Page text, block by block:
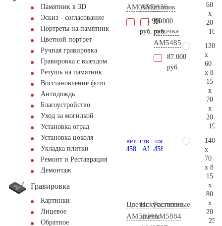
Памятник в 3D
Эскиз - согласование
Портреты на памятник
Цветной портрет
Ручная гравировка
Гравировка с выездом
Ретушь на памятник
Восстановление фото
Антидождь
Благоустройство
Уход за могилкой
Установка оград
Установка цоколя
Укладка плитки
Ремонт и Реставрация
Демонтаж
Гравировка
Картинки
Лицевое
Обратное
AM0882
115.900
руб.
AM0836
46.000
руб.
столик
и
лавочка
AM5485
87.000
руб.
Цветы
AM5839
Искусственные
цветы
Распятие
AM5884
60
x
20
120
x
60
x 8
15
x
70
x
20
140
x
70
x 8
15
x
80
x
20